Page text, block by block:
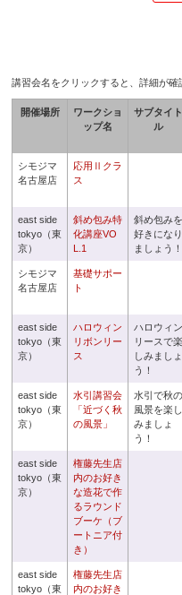
講習会名をクリックすると、詳細が確
開催場所
ワークショ
ップ名
サブタイト
ル
シモジマ
名古屋店
応用Ⅱクラ
ス
east side
tokyo（東
京）
斜め包み特
化講座VO
L.1
斜め包みを
好きになり
ましょう！
シモジマ
名古屋店
基礎サポー
ト
east side
tokyo（東
京）
ハロウィン
リボンリー
ス
ハロウィン
リースで楽
しみましょ
う！
east side
tokyo（東
京）
水引講習会
「近づく秋
の風景」
水引で秋の
風景を楽し
みましょ
う！
east side
tokyo（東
京）
権藤先生店
内のお好き
な造花で作
るラウンド
ブーケ（ブ
ートニア付
き）
east side
tokyo（東
権藤先生店
内のお好き